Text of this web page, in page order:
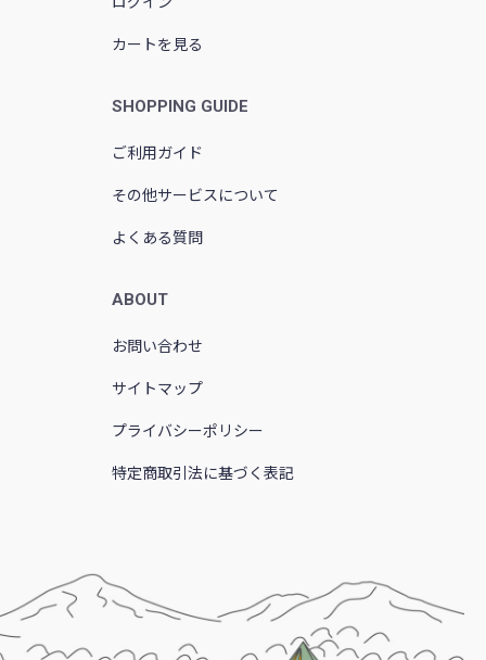
カートを見る
SHOPPING GUIDE
ご利用ガイド
その他サービスについて
よくある質問
ABOUT
お問い合わせ
サイトマップ
プライバシーポリシー
特定商取引法に基づく表記